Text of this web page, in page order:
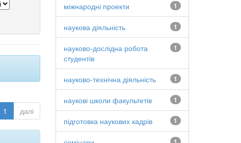
1 далі
1
міжнародні проекти
1
наукова діяльність
1
науково-дослідна робота
студентів
1
науково-технічна діяльність
1
наукові школи факультетів
1
підготовка наукових кадрів